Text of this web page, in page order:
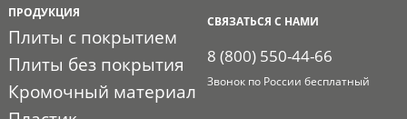
ПРОДУКЦИЯ
Плиты с покрытием
Плиты без покрытия
Кромочный материал
СВЯЗАТЬСЯ С НАМИ
8 (800) 550-44-66
Звонок по России бесплатный